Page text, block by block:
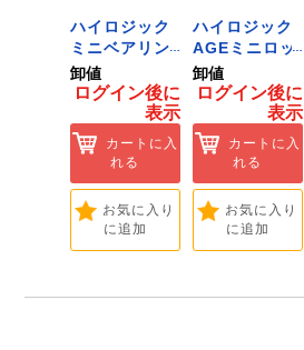
ハイロジック
ミニベアリン
グタイプ 310
ミリ 72958
Hardware]
卸値
ログイン後に
表示
カートに入
れる
お気に入り
に追加
ハイロジック
AGEミニロッ
ク 360W
[Tools &
Hardware]
卸値
ログイン後に
表示
カートに入
れる
お気に入り
に追加